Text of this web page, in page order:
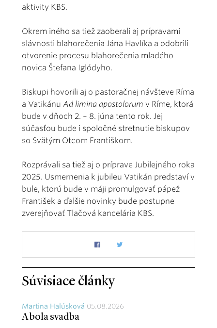
aktivity KBS.
Okrem iného sa tiež zaoberali aj prípravami
slávnosti blahorečenia Jána Havlíka a odobrili
otvorenie procesu blahorečenia mladého
novica Štefana Iglódyho.
Biskupi hovorili aj o pastoračnej návšteve Ríma
a Vatikánu Ad limina apostolorum v Ríme, ktorá
bude v dňoch 2. – 8. júna tento rok. Jej
súčasťou bude i spoločné stretnutie biskupov
so Svätým Otcom Františkom.
Rozprávali sa tiež aj o príprave Jubilejného roka
2025. Usmernenia k jubileu Vatikán predstaví v
bule, ktorú bude v máji promulgovať pápež
František a ďalšie novinky bude postupne
zverejňovať Tlačová kancelária KBS.
Súvisiace články
Martina Halúsková 05.08.2026
A bola svadba